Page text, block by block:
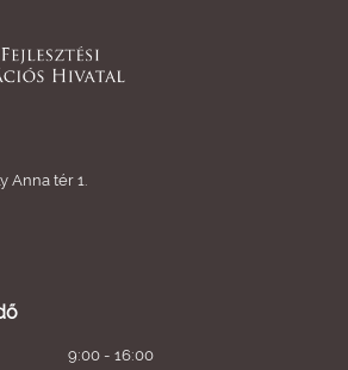
Anna tér 1.
9:00 - 16:00